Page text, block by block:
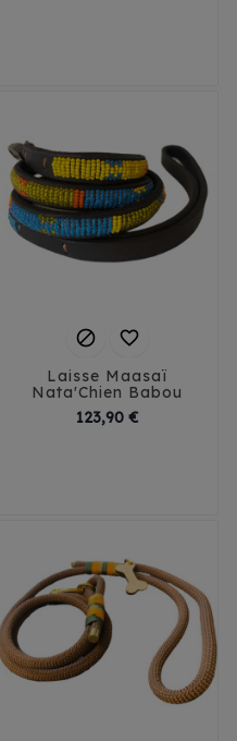
 
Laisse Maasaï
Nata'Chien Babou
123,90 €Prix